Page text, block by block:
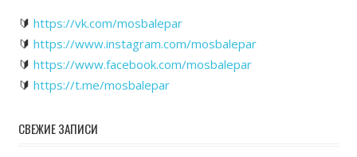
🔰 https://vk.com/mosbalepar
🔰 https://www.instagram.com/mosbalepar
🔰 https://www.facebook.com/mosbalepar
🔰 https://t.me/mosbalepar
СВЕЖИЕ ЗАПИСИ